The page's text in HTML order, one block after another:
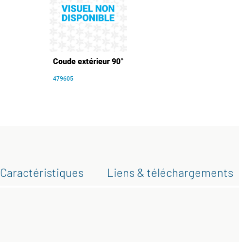
Coude extérieur 90°
479605
Caractéristiques Liens & téléchargements